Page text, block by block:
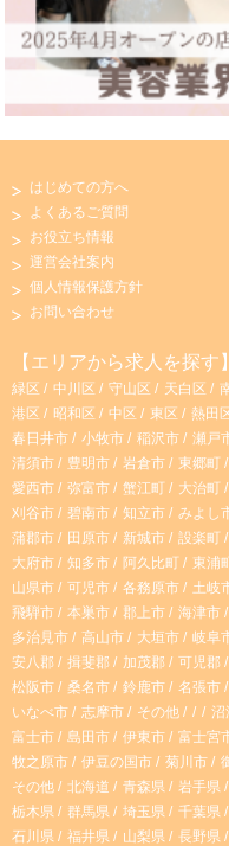
はじめての方へ
よくあるご質問
お役立ち情報
運営会社案内
個人情報保護方針
お問い合わせ
【エリアから求人を探す】
緑区 中川区 守山区 天白区
港区
昭和区 中区 東区 熱田
春日井市
小牧市 稲沢市 瀬戸
清須市
豊明市 岩倉市 東郷町
愛西市
弥富市 蟹江町 大治町
刈谷市
碧南市 知立市 みよし
蒲郡市
田原市 新城市 設楽町
大府市
知多市 阿久比町 東浦
山県市
可児市 各務原市 土岐
飛騨市
本巣市 郡上市 海津市
多治見市
高山市 大垣市 岐阜
安八郡
揖斐郡 加茂郡 可児郡
松阪市
桑名市 鈴鹿市 名張市
いなべ市
志摩市 その他 沼
富士市
島田市 伊東市 富士宮
牧之原市
伊豆の国市 菊川市
その他
北海道 青森県 岩手県
栃木県
群馬県 埼玉県 千葉県
石川県
福井県 山梨県 長野県